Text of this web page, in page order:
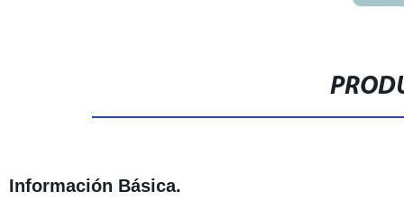
Información Básica.